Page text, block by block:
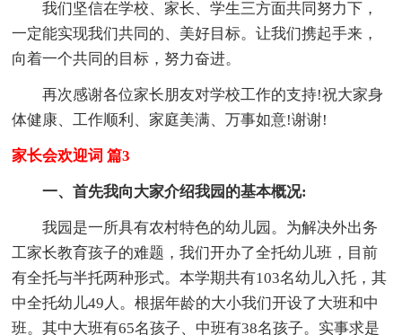
我们坚信在学校、家长、学生三方面共同努力下，
一定能实现我们共同的、美好目标。让我们携起手来，
向着一个共同的目标，努力奋进。
再次感谢各位家长朋友对学校工作的支持!祝大家身
体健康、工作顺利、家庭美满、万事如意!谢谢!
家长会欢迎词 篇3
一、首先我向大家介绍我园的基本概况:
我园是一所具有农村特色的幼儿园。为解决外出务
工家长教育孩子的难题，我们开办了全托幼儿班，目前
有全托与半托两种形式。本学期共有103名幼儿入托，其
中全托幼儿49人。根据年龄的大小我们开设了大班和中
班。其中大班有65名孩子、中班有38名孩子。实事求是